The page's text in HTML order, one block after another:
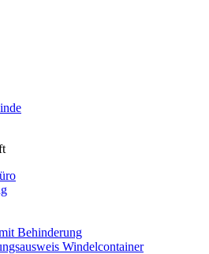
Behinderung
Windelcontainer